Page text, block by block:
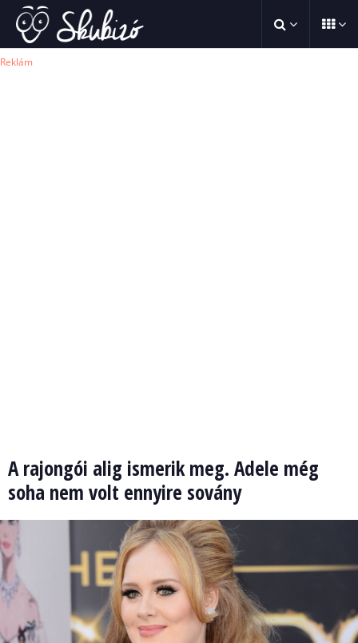
Reklám
A rajongói alig ismerik meg. Adele még
soha nem volt ennyire sovány